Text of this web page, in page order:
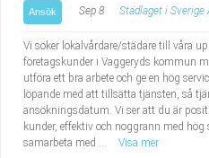
Ansök Sep 8 Städlaget i Sverige
Vi söker lokalvårdare/städare till våra
företagskunder i Vaggeryds kommun
utföra ett bra arbete och ge en hög
löpande med att tillsätta tjänsten, så
ansökningsdatum. Vi ser att du är
kunder, effektiv och noggrann med
samarbeta med ...
Visa mer